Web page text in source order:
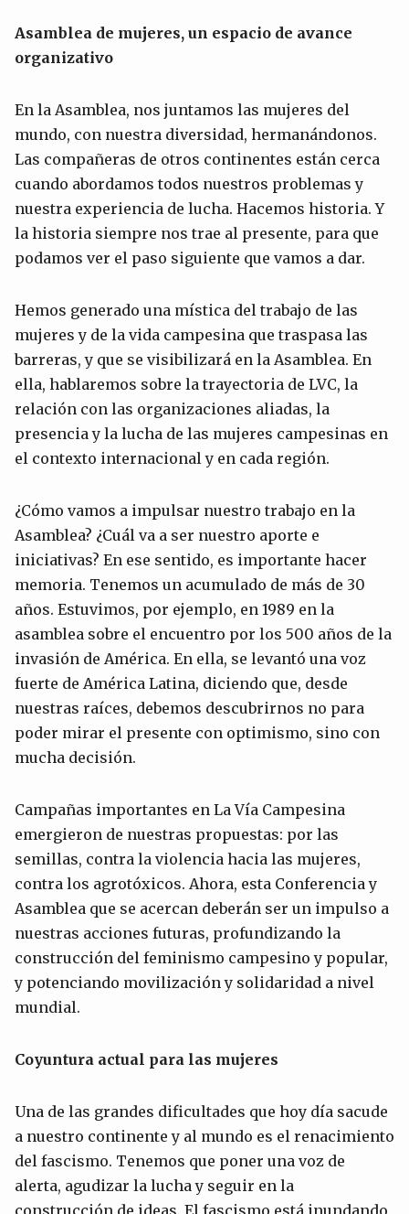
Asamblea de mujeres, un espacio de avance
organizativo
En la Asamblea, nos juntamos las mujeres del
mundo, con nuestra diversidad, hermanándonos.
Las compañeras de otros continentes están cerca
cuando abordamos todos nuestros problemas y
nuestra experiencia de lucha. Hacemos historia. Y
la historia siempre nos trae al presente, para que
podamos ver el paso siguiente que vamos a dar.
Hemos generado una mística del trabajo de las
mujeres y de la vida campesina que traspasa las
barreras, y que se visibilizará en la Asamblea. En
ella, hablaremos sobre la trayectoria de LVC, la
relación con las organizaciones aliadas, la
presencia y la lucha de las mujeres campesinas en
el contexto internacional y en cada región.
¿Cómo vamos a impulsar nuestro trabajo en la
Asamblea? ¿Cuál va a ser nuestro aporte e
iniciativas? En ese sentido, es importante hacer
memoria. Tenemos un acumulado de más de 30
años. Estuvimos, por ejemplo, en 1989 en la
asamblea sobre el encuentro por los 500 años de la
invasión de América. En ella, se levantó una voz
fuerte de América Latina, diciendo que, desde
nuestras raíces, debemos descubrirnos no para
poder mirar el presente con optimismo, sino con
mucha decisión.
Campañas importantes en La Vía Campesina
emergieron de nuestras propuestas: por las
semillas, contra la violencia hacia las mujeres,
contra los agrotóxicos. Ahora, esta Conferencia y
Asamblea que se acercan deberán ser un impulso a
nuestras acciones futuras, profundizando la
construcción del feminismo campesino y popular,
y potenciando movilización y solidaridad a nivel
mundial.
Coyuntura actual para las mujeres
Una de las grandes dificultades que hoy día sacude
a nuestro continente y al mundo es el renacimiento
del fascismo. Tenemos que poner una voz de
alerta, agudizar la lucha y seguir en la
construcción de ideas. El fascismo está inundando